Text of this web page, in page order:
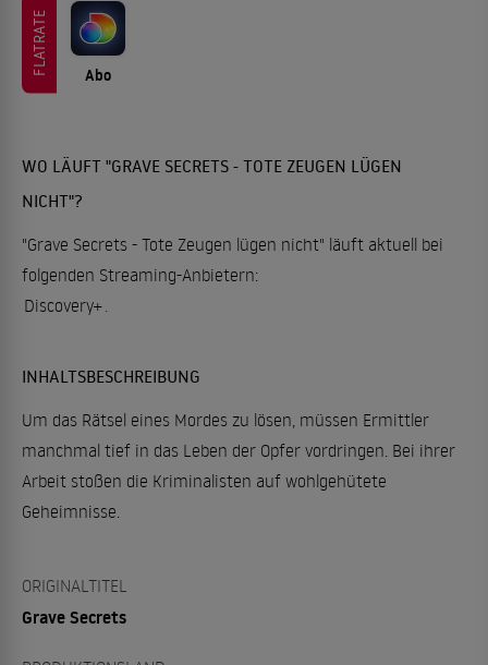
FLATRATE Abo
WO LÄUFT "GRAVE SECRETS - TOTE ZEUGEN LÜGEN
NICHT"?
"Grave Secrets - Tote Zeugen lügen nicht" läuft aktuell bei
folgenden Streaming-Anbietern:
Discovery+
INHALTSBESCHREIBUNG
Um das Rätsel eines Mordes zu lösen, müssen Ermittler
manchmal tief in das Leben der Opfer vordringen. Bei ihrer
Arbeit stoßen die Kriminalisten auf wohlgehütete
Geheimnisse.
ORIGINALTITEL
Grave Secrets